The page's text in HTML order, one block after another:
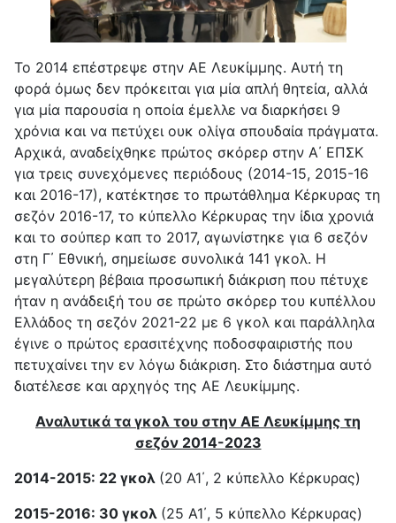
Το 2014 επέστρεψε στην ΑΕ Λευκίμμης. Αυτή τη
φορά όμως δεν πρόκειται για μία απλή θητεία, αλλά
για μία παρουσία η οποία έμελλε να διαρκήσει 9
χρόνια και να πετύχει ουκ ολίγα σπουδαία πράγματα.
Αρχικά, αναδείχθηκε πρώτος σκόρερ στην Α΄ ΕΠΣΚ
για τρεις συνεχόμενες περιόδους (2014-15, 2015-16
και 2016-17), κατέκτησε το πρωτάθλημα Κέρκυρας τη
σεζόν 2016-17, το κύπελλο Κέρκυρας την ίδια χρονιά
και το σούπερ καπ το 2017, αγωνίστηκε για 6 σεζόν
στη Γ΄ Εθνική, σημείωσε συνολικά 141 γκολ. Η
μεγαλύτερη βέβαια προσωπική διάκριση που πέτυχε
ήταν η ανάδειξή του σε πρώτο σκόρερ του κυπέλλου
Ελλάδος τη σεζόν 2021-22 με 6 γκολ και παράλληλα
έγινε ο πρώτος ερασιτέχνης ποδοσφαιριστής που
πετυχαίνει την εν λόγω διάκριση. Στο διάστημα αυτό
διατέλεσε και αρχηγός της ΑΕ Λευκίμμης.
Αναλυτικά τα γκολ του στην ΑΕ Λευκίμμης τη
σεζόν 2014-2023
2014-2015: 22 γκολ (20 Α1΄, 2 κύπελλο Κέρκυρας)
2015-2016: 30 γκολ (25 Α1΄, 5 κύπελλο Κέρκυρας)